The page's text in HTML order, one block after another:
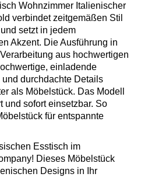
Wohnzimmer Italienischer
verbindet zeitgemäßen Stil
setzt in jedem
Akzent. Die Ausführung in
aus hochwertigen
einladende
durchdachte Details
als Möbelstück. Das Modell
und sofort einsetzbar. So
für entspannte
Esstisch im
Dieses Möbelstück
Designs in Ihr